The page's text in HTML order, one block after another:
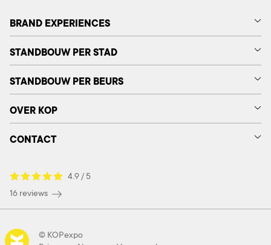
BRAND EXPERIENCES
STANDBOUW PER STAD
STANDBOUW PER BEURS
OVER KOP
CONTACT
4.9 / 5
16 reviews
© KOPexpo